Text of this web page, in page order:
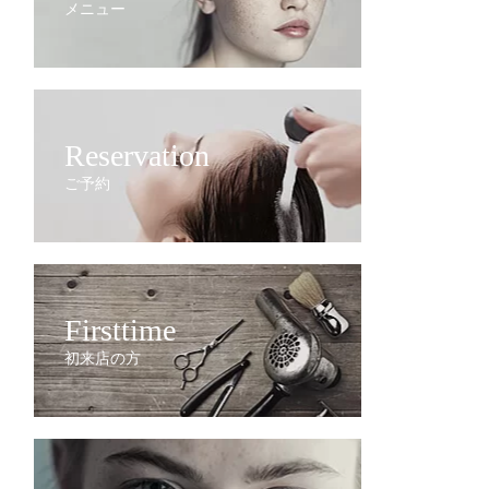
メニュー
Reservation
ご予約
Firsttime
初来店の方